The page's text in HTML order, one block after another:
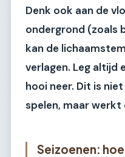
Denk ook aan de
ondergrond (zoals
kan de
verlagen. Leg altijd
hooi neer. Dit is
spelen, maar werkt
Seizoenen: